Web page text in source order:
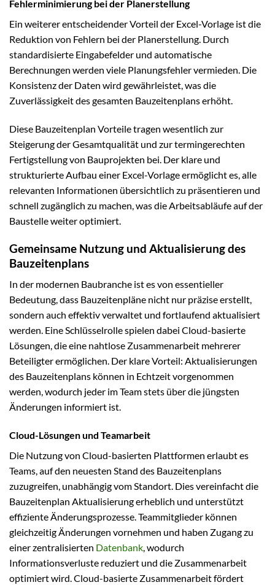
Fehlerminimierung bei der Planerstellung
Ein weiterer entscheidender Vorteil der Excel-Vorlage ist die
Reduktion von Fehlern bei der Planerstellung. Durch
standardisierte Eingabefelder und automatische
Berechnungen werden viele Planungsfehler vermieden. Die
Konsistenz der Daten wird gewährleistet, was die
Zuverlässigkeit des gesamten Bauzeitenplans erhöht.
Diese Bauzeitenplan Vorteile tragen wesentlich zur
Steigerung der Gesamtqualität und zur termingerechten
Fertigstellung von Bauprojekten bei. Der klare und
strukturierte Aufbau einer Excel-Vorlage ermöglicht es, alle
relevanten Informationen übersichtlich zu präsentieren und
schnell zugänglich zu machen, was die Arbeitsabläufe auf der
Baustelle weiter optimiert.
Gemeinsame Nutzung und Aktualisierung des
Bauzeitenplans
In der modernen Baubranche ist es von essentieller
Bedeutung, dass Bauzeitenpläne nicht nur präzise erstellt,
sondern auch effektiv verwaltet und fortlaufend aktualisiert
werden. Eine Schlüsselrolle spielen dabei Cloud-basierte
Lösungen, die eine nahtlose Zusammenarbeit mehrerer
Beteiligter ermöglichen. Der klare Vorteil: Aktualisierungen
des Bauzeitenplans können in Echtzeit vorgenommen
werden, wodurch jeder im Team stets über die jüngsten
Änderungen informiert ist.
Cloud-Lösungen und Teamarbeit
Die Nutzung von Cloud-basierten Plattformen erlaubt es
Teams, auf den neuesten Stand des Bauzeitenplans
zuzugreifen, unabhängig vom Standort. Dies vereinfacht die
Bauzeitenplan Aktualisierung erheblich und unterstützt
effiziente Änderungsprozesse. Teammitglieder können
gleichzeitig Änderungen vornehmen und haben Zugang zu
einer zentralisierten Datenbank, wodurch
Informationsverluste reduziert und die Zusammenarbeit
optimiert wird. Cloud-basierte Zusammenarbeit fördert